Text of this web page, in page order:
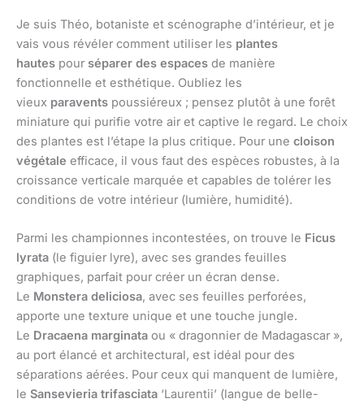
Je suis Théo, botaniste et scénographe d’intérieur, et je
vais vous révéler comment utiliser les plantes
hautes pour séparer des espaces de manière
fonctionnelle et esthétique. Oubliez les
vieux paravents poussiéreux ; pensez plutôt à une forêt
miniature qui purifie votre air et captive le regard. Le choix
des plantes est l’étape la plus critique. Pour une cloison
végétale efficace, il vous faut des espèces robustes, à la
croissance verticale marquée et capables de tolérer les
conditions de votre intérieur (lumière, humidité).
Parmi les championnes incontestées, on trouve le Ficus
lyrata (le figuier lyre), avec ses grandes feuilles
graphiques, parfait pour créer un écran dense.
Le Monstera deliciosa, avec ses feuilles perforées,
apporte une texture unique et une touche jungle.
Le Dracaena marginata ou « dragonnier de Madagascar »,
au port élancé et architectural, est idéal pour des
séparations aérées. Pour ceux qui manquent de lumière,
le Sansevieria trifasciata ‘Laurentii’ (langue de belle-